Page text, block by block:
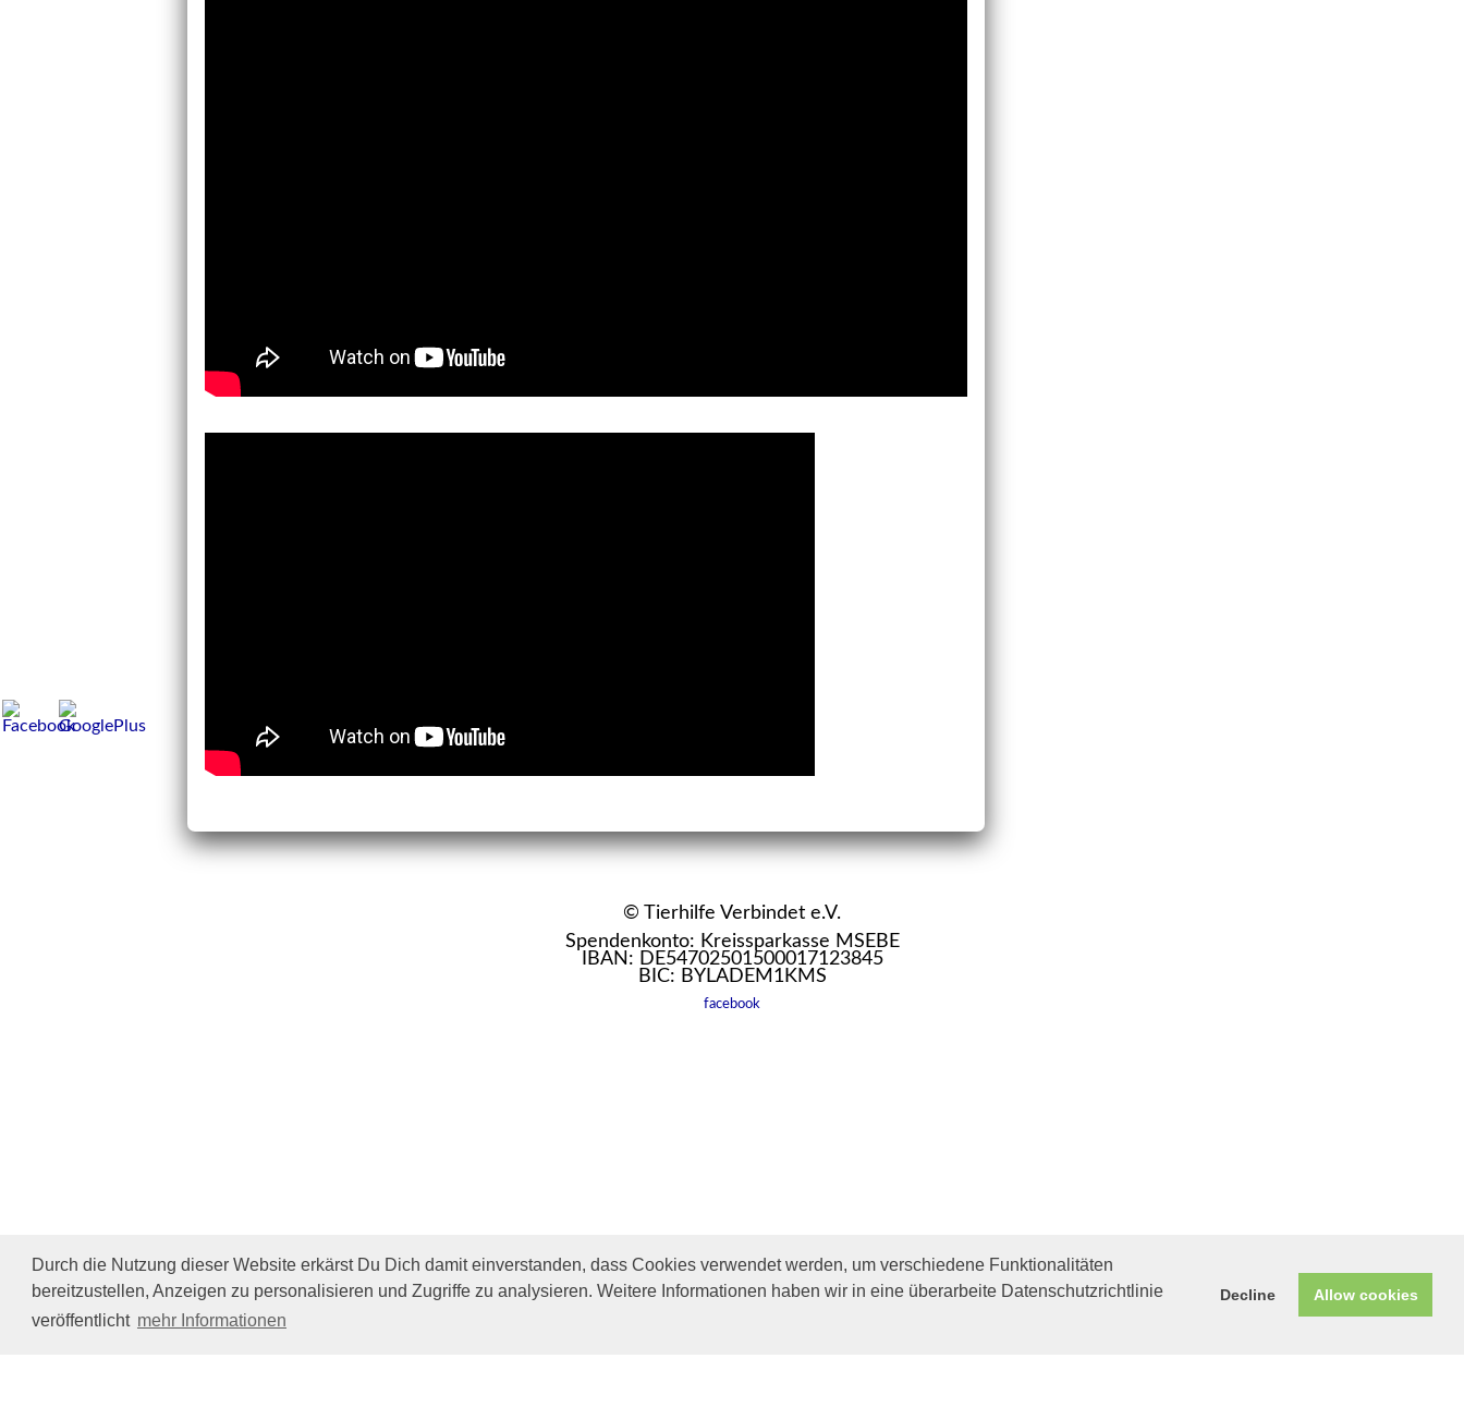
Durch die Nutzung dieser Website erkärst Du Dich damit einverstanden, dass Cookies verwendet werden, um verschiedene Funktionalitäten
bereitzustellen, Anzeigen zu personalisieren und Zugriffe zu analysieren. Weitere Informationen haben wir in eine überarbeite Datenschutzrichtlinie
veröffentlicht mehr Informationen
Decline Allow cookies
© Tierhilfe Verbindet e.V.
Spendenkonto: Kreissparkasse MSEBE
IBAN: DE54702501500017123845
BIC: BYLADEM1KMS
facebook
Helfen Sie mit!
Impressum/DatenschutzTierhilfe Verbindet (c)